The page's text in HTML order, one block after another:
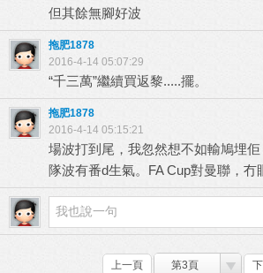
但其餘無腳好波
拖肥1878
2016-4-14 05:07:29
“千三萬”繼續買返黎.....擺。
拖肥1878
2016-4-14 05:15:21
場波打到尾，我忽然想不如輸鳩埋
隊波有番d生氣。FA Cup對曼聯，冇
上一頁 第3頁